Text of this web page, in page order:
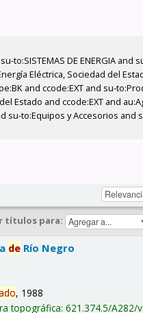
DE ENERGIA and
Eléctrica, Sociedad del
and ccode:EXT and su-
Estado and ccode:EXT and
su-to:Equipos y Accesorios and
títulos para:
de Río Negro
, 1988
topográfica:621.374.5/A282/